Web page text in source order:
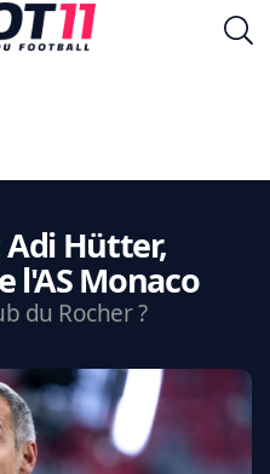
Hütter,
l'AS Monaco
du Rocher ?